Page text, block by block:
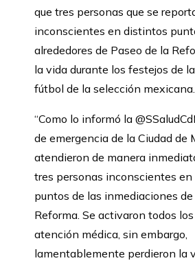
que tres personas que se
inconscientes en distintos
alrededores de Paseo de la
la vida durante los festejos de
fútbol de la selección mexicana.
“Como lo informó la
de emergencia de la Ciudad de
atendieron de manera
tres personas inconscientes
puntos de las inmediaciones
Reforma. Se activaron todos
atención médica, sin embargo,
lamentablemente perdieron la